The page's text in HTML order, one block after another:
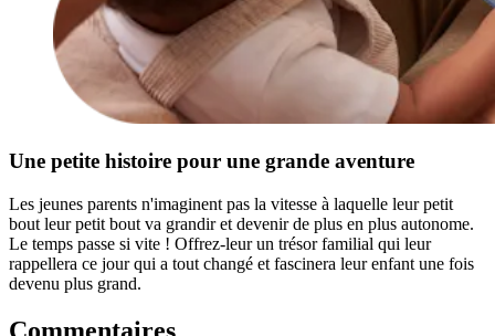
Une petite histoire pour une grande aventure
Les jeunes parents n'imaginent pas la vitesse à laquelle leur petit
bout leur petit bout va grandir et devenir de plus en plus autonome.
Le temps passe si vite ! Offrez-leur un trésor familial qui leur
rappellera ce jour qui a tout changé et fascinera leur enfant une fois
devenu plus grand.
Commentaires